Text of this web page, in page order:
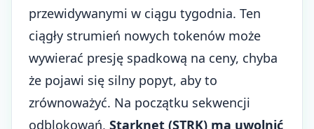
przewidywanymi w ciągu tygodnia. Ten
ciągły strumień nowych tokenów może
wywierać presję spadkową na ceny, chyba
że pojawi się silny popyt, aby to
zrównoważyć. Na początku sekwencji
odblokowań, Starknet (STRK) ma uwolnić